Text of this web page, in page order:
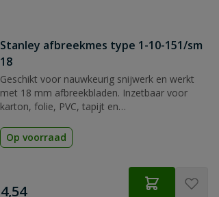
Stanley afbreekmes type 1-10-151/sm
18
Geschikt voor nauwkeurig snijwerk en werkt
met 18 mm afbreekbladen. Inzetbaar voor
karton, folie, PVC, tapijt en
Op voorraad
€
4,54